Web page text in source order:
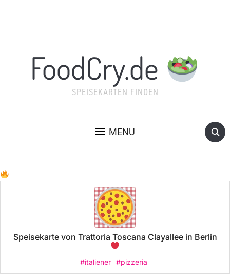
FoodCry.de
SPEISEKARTEN FINDEN
MENU
Speisekarte von Trattoria Toscana Clayallee in Berlin
#italiener #pizzeria